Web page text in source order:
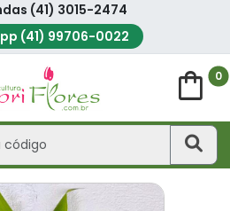
(41) 3015-2474
(41) 99706-0022
shopping_bag 0